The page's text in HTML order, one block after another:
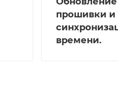
прошивки и
времени.